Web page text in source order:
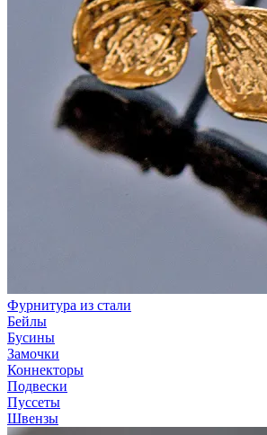
Фурнитура из стали
Бейлы
Бусины
Замочки
Коннекторы
Подвески
Пуссеты
Швензы